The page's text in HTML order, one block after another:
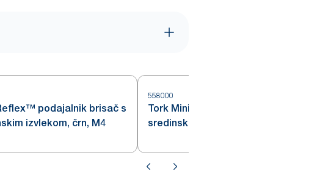
podajalnik brisač s
izvlekom, črn, M4
558000
Tork Mini podajalnik papirja s
sredinskim izvlekom, bel M1